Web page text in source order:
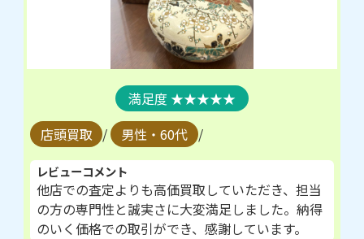
★★★★★
店頭買取 / 男性・60代 /
レビューコメント
他店での査定よりも高価買取していただき、担当
の方の専門性と誠実さに大変満足しました。納得
のいく価格での取引ができ、感謝しています。